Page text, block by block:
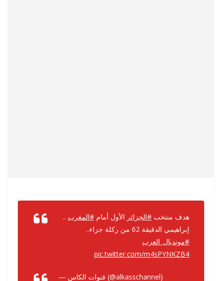
هدف منتخب #الجزائر الأول أمام #المغرب ..
إبراهيمي الدقيقة 62 من ركلة جزاء..
#مونديال_العرب
pic.twitter.com/m4sPYNKZB4
— قنوات الكاس (@alkasschannel)